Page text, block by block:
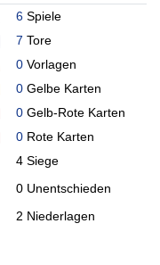
6Spiele
7 Tore
0Vorlagen
0Gelbe Karten
0Gelb-Rote Karten
0Rote Karten
4 Siege
0 Unentschieden
2 Niederlagen